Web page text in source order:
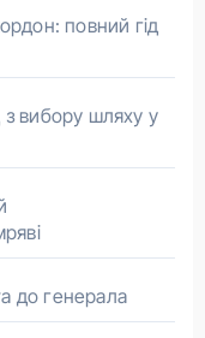
повний гід
з вибору шляху у
до генерала